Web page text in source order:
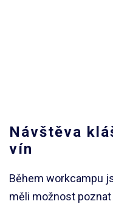
Návštěva
vín
Během workcampu
měli možnost poznat